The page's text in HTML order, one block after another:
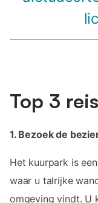
Top 3
1. Bezoek de
Het kuurpark is
waar u talrijke
omgeving vindt. U